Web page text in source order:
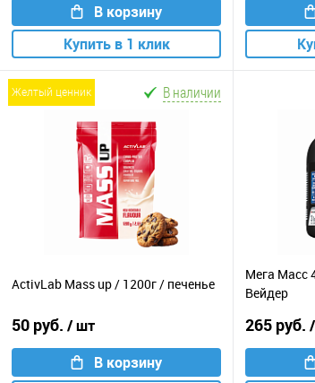
В корзину
Купить в 1 клик
желтый ценник В наличии
ActivLab Mass up / 1200г / печенье
50 руб. / шт
В корзину
Мега Масс
Вейдер
265 руб.